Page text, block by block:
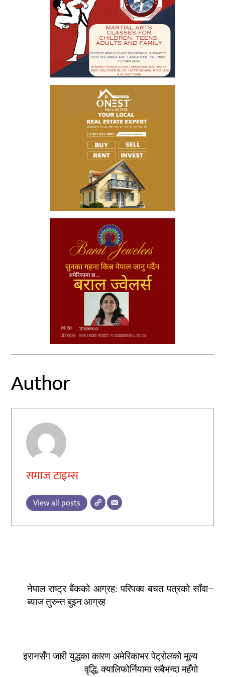
Author
समाज टाइम्स
View all posts
नेपाल राष्ट्र बैंकको आग्रह: परिपक्व बचत पत्रको साँवा–
ब्याज तुरुन्त बुझ्न आग्रह
इरानसँग जारी युद्धका कारण अमेरिकाभर पेट्रोलको मूल्य
वृद्धि, क्यालिफोर्नियामा सबैभन्दा महँगो